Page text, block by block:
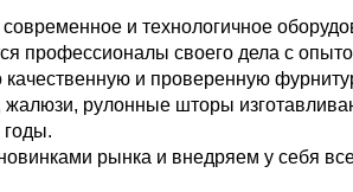
и технологичное
профессионалы своего дела с
и проверенную
рулонные шторы
годы.
рынка и внедряем у себя